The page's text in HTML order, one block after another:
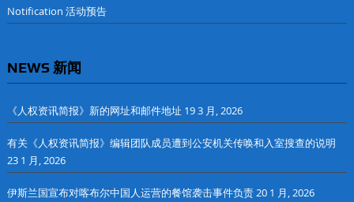
Notification 活动预告
NEWS 新闻
《人权资讯简报》新的网址和邮件地址 19 3 月, 2026
有关《人权资讯简报》编辑团队成员遭到公安机关传唤和入室搜查的说明
23 1 月, 2026
伊斯兰国宣布对喀布尔中国人运营的餐馆袭击事件负责20 1 月, 2026